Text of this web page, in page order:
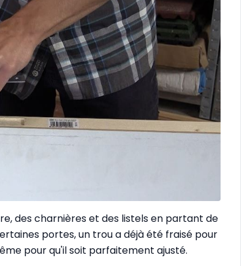
des charnières et des listels en partant de
portes, un trou a déjà été fraisé pour
pour qu'il soit parfaitement ajusté.